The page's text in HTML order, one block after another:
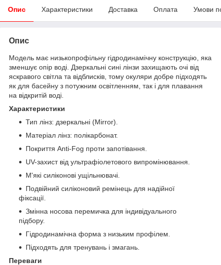
Опис Характеристики Доставка Оплата Умови
Опис
Модель має низькопрофільну гідродинамічну конструкцію, яка
зменшує опір воді. Дзеркальні сині лінзи захищають очі від
яскравого світла та відблисків, тому окуляри добре підходять
як для басейну з потужним освітленням, так і для плавання
на відкритій воді.
Характеристики
Тип лінз: дзеркальні (Mirror).
Матеріал лінз: полікарбонат.
Покриття Anti-Fog проти запотівання.
UV-захист від ультрафіолетового випромінювання.
М'які силіконові ущільнювачі.
Подвійний силіконовий ремінець для надійної
фіксації.
Змінна носова перемичка для індивідуального
підбору.
Гідродинамічна форма з низьким профілем.
Підходять для тренувань і змагань.
Переваги